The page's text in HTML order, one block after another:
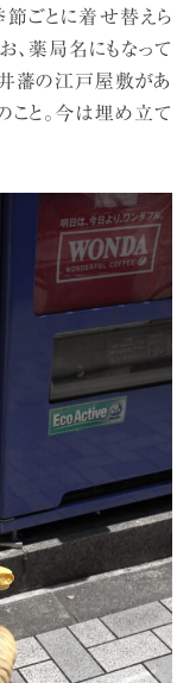
節ごとに着せ替えら
、薬局名にもなって
藩の江戸屋敷があ
こと。今は埋め立て